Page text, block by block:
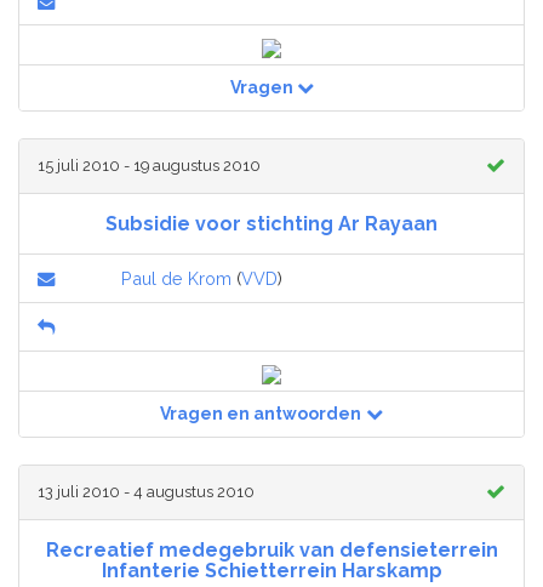
Vragen
15 juli 2010 - 19 augustus 2010
Subsidie voor stichting Ar Rayaan
Paul de Krom (VVD)
Vragen en antwoorden
13 juli 2010 - 4 augustus 2010
Recreatief medegebruik van defensieterrein
Infanterie Schietterrein Harskamp